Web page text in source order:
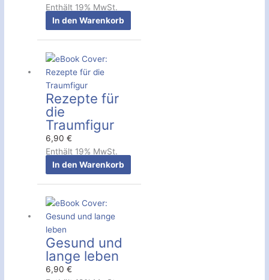
Enthält 19% MwSt.
In den Warenkorb
Rezepte für
die
Traumfigur
6,90 €
Enthält 19% MwSt.
In den Warenkorb
Gesund und
lange leben
6,90 €